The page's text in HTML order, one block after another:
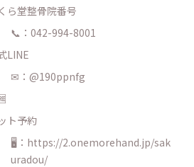
ら堂整骨院番号
📞：042-994-8001
LINE
✉：@190ppnfg
ト予約
🖥：https://2.onemorehand.jp/sak
uradou/